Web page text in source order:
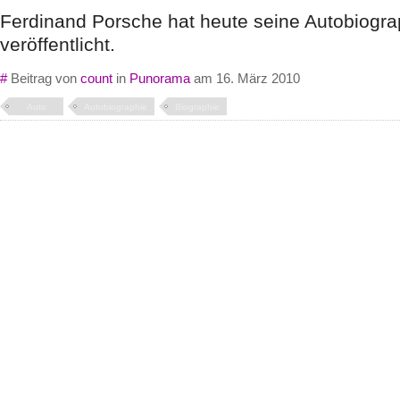
Ferdinand Porsche hat heute seine
veröffentlicht.
#Beitrag von count in Punorama am 16. März 2010